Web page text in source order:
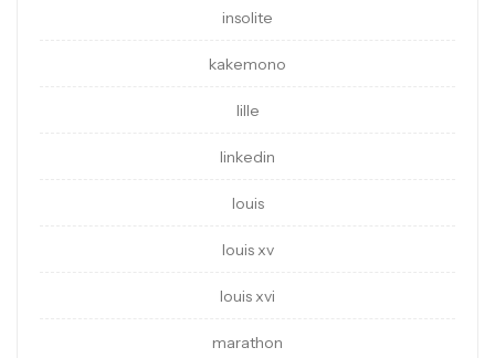
insolite
kakemono
lille
linkedin
louis
louis xv
louis xvi
marathon